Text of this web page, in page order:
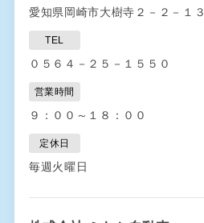
愛知県岡崎市大樹寺２－２－１３
TEL
０５６４－２５－１５５０
営業時間
９：００～１８：００
定休日
毎週火曜日